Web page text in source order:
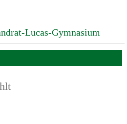
Lucas-Gymnasium